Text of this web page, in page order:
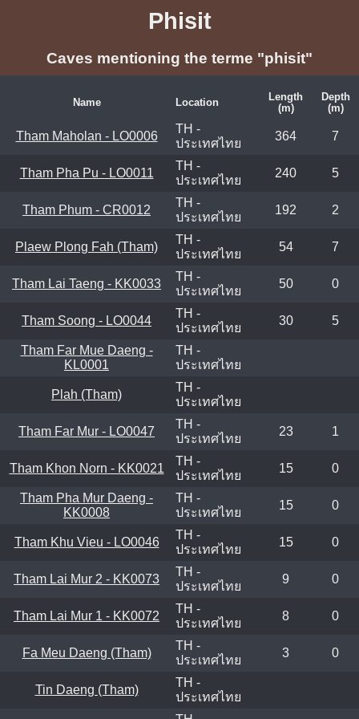
Phisit
Caves mentioning the terme "phisit"
Name Location
Length
(m)
Depth
(m)
Tham Maholan - LO0006
TH -
ประเทศไทย
364 7
Tham Pha Pu - LO0011
TH -
ประเทศไทย
240 5
Tham Phum - CR0012
TH -
ประเทศไทย
192 2
Plaew Plong Fah (Tham)
TH -
ประเทศไทย
54 7
Tham Lai Taeng - KK0033
TH -
ประเทศไทย
50 0
Tham Soong - LO0044
TH -
ประเทศไทย
30 5
Tham Far Mue Daeng -
KL0001
TH -
ประเทศไทย
Plah (Tham)
TH -
ประเทศไทย
Tham Far Mur - LO0047
TH -
ประเทศไทย
23 1
Tham Khon Norn - KK0021
TH -
ประเทศไทย
15 0
Tham Pha Mur Daeng -
KK0008
TH -
ประเทศไทย
15 0
Tham Khu Vieu - LO0046
TH -
ประเทศไทย
15 0
Tham Lai Mur 2 - KK0073
TH -
ประเทศไทย
9 0
Tham Lai Mur 1 - KK0072
TH -
ประเทศไทย
8 0
Fa Meu Daeng (Tham)
TH -
ประเทศไทย
3 0
Tin Daeng (Tham)
TH -
ประเทศไทย